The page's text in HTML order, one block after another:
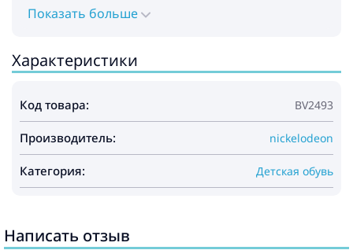
Показать больше
Характеристики
Код товара: BV2493
Производитель: nickelodeon
Категория: Детская обувь
Написать отзыв